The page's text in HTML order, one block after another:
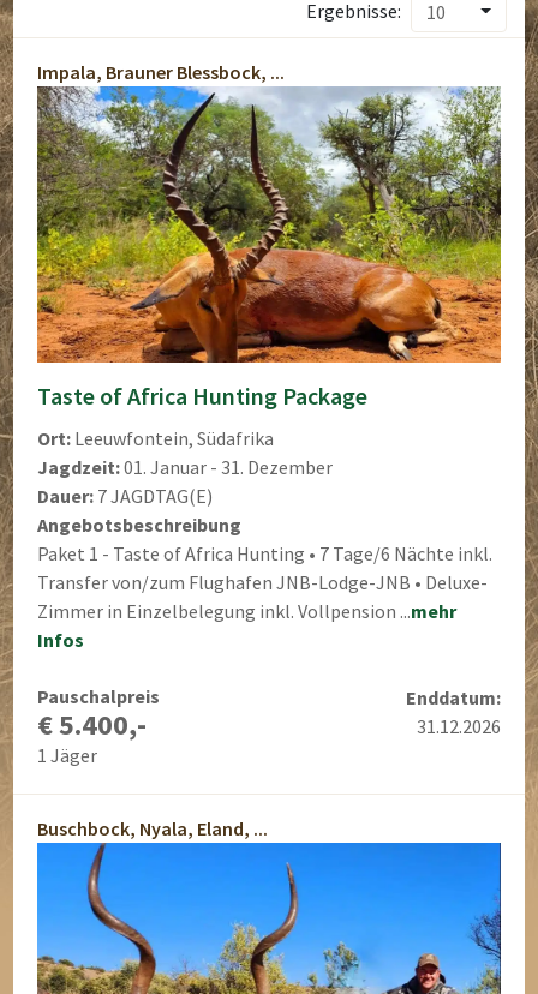
Ergebnisse:
10
Impala, Brauner Blessbock, ...
Taste of Africa Hunting Package
Ort: Leeuwfontein, Südafrika
Jagdzeit:01. Januar - 31. Dezember
Dauer: 7 JAGDTAG(E)
Angebotsbeschreibung
Paket 1 - Taste of Africa Hunting • 7 Tage/6 Nächte inkl.
Transfer von/zum Flughafen JNB-Lodge-JNB • Deluxe-
Zimmer in Einzelbelegung inkl. Vollpension ...mehr
Infos
Pauschalpreis
€ 5.400,-
1 Jäger
Enddatum:
31.12.2026
Buschbock, Nyala, Eland, ...